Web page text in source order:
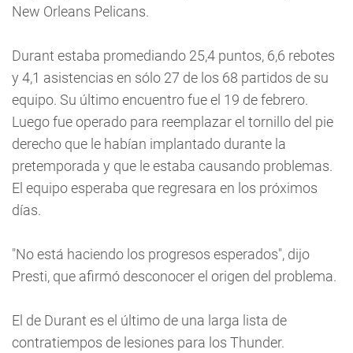
New Orleans Pelicans.
Durant estaba promediando 25,4 puntos, 6,6 rebotes
y 4,1 asistencias en sólo 27 de los 68 partidos de su
equipo. Su último encuentro fue el 19 de febrero.
Luego fue operado para reemplazar el tornillo del pie
derecho que le habían implantado durante la
pretemporada y que le estaba causando problemas.
El equipo esperaba que regresara en los próximos
días.
"No está haciendo los progresos esperados", dijo
Presti, que afirmó desconocer el origen del problema.
El de Durant es el último de una larga lista de
contratiempos de lesiones para los Thunder.